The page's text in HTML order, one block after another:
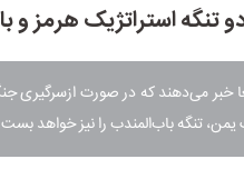
استراتژیک هرمز و
خبر می‌دهند که در صورت ازسرگیری
یمن، تنگه باب‌المندب را نیز خواهد